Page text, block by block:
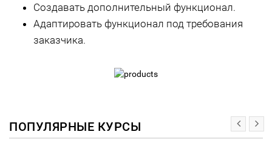
Создавать дополнительный функционал.
Адаптировать функционал под требования
заказчика.
ПОПУЛЯРНЫЕ КУРСЫ